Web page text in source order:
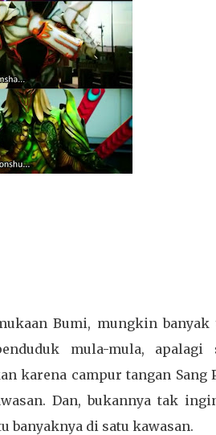
Bumi, mungkin banyak
mula-mula, apalagi
karena campur tangan Sang
Dan, bukannya tak
banyaknya di satu kawasan.